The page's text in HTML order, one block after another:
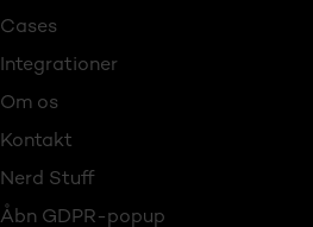
Cases
Integrationer
Om os
Kontakt
Nerd Stuff
Åbn GDPR-popup